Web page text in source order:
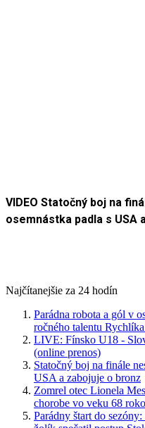
VIDEO Statočný boj na
osemnástka padla s USA
Najčítanejšie za 24 hodín
Parádna robota a gól v
ročného talentu
LIVE: Fínsko U18 -
(online prenos)
Statočný boj na finále
USA a zabojuje o bronz
Zomrel otec Lionela
chorobe vo veku 68
Parádny štart do